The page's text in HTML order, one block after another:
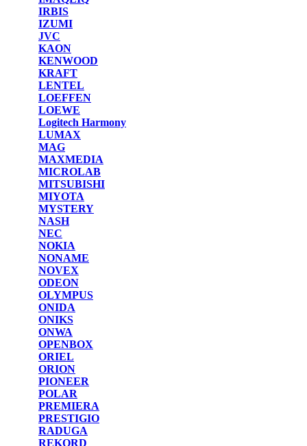
IRBIS
IZUMI
JVC
KAON
KENWOOD
KRAFT
LENTEL
LOEFFEN
LOEWE
Logitech Harmony
LUMAX
MAG
MAXMEDIA
MICROLAB
MITSUBISHI
MIYOTA
MYSTERY
NASH
NEC
NOKIA
NONAME
NOVEX
ODEON
OLYMPUS
ONIDA
ONIKS
ONWA
OPENBOX
ORIEL
ORION
PIONEER
POLAR
PREMIERA
PRESTIGIO
RADUGA
REKORD